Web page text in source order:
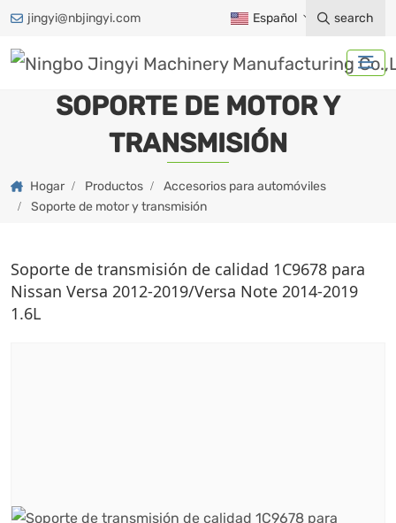
jingyi@nbjingyi.com Español search
SOPORTE DE MOTOR Y
TRANSMISIÓN
Hogar Productos
Accesorios para automóviles
Soporte de motor y transmisión
Soporte de transmisión de calidad 1C9678 para
Nissan Versa 2012-2019/Versa Note 2014-2019
1.6L